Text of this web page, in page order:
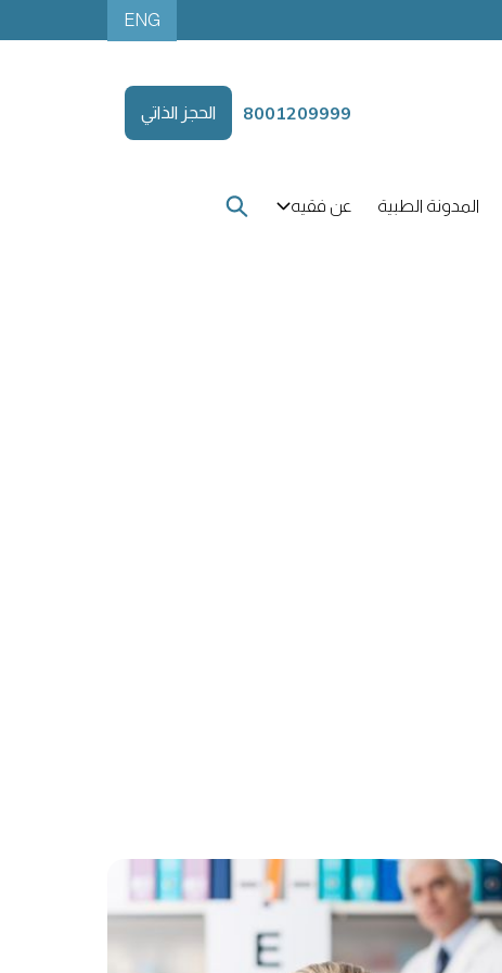
ENG
8001209999 الحجز الذاتي
المدونة الطبية عن فقيه